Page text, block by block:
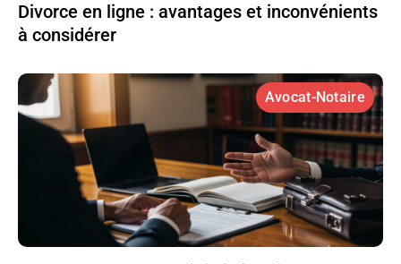
Divorce en ligne : avantages et inconvénients
à considérer
Avocat-Notaire